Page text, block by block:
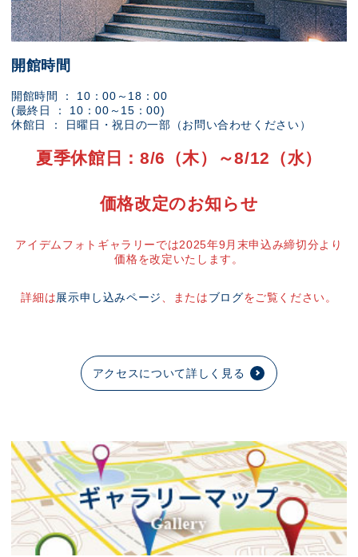
開館時間
開館時間 ： 10：00～18：00
(最終日 ： 10：00～15：00)
休館日 ： 日曜日・祝日の一部（お問い合わせください）
夏季休館日：8/6（木）～8/12（水）
価格改定のお知らせ
アイデムフォトギャラリーでは2025年9月末申込み締切分より
価格を改定いたします。
詳細は展示申し込みページ 、またはブログをご覧ください。
アクセスについて詳しく見る